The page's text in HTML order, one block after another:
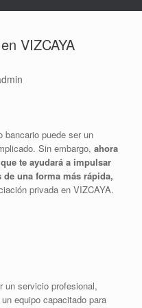
VIZCAYA
bancario puede ser un
Sin embargo, ahora
te ayudará a impulsar
una forma más rápida,
privada en VIZCAYA.
un servicio profesional,
equipo capacitado para